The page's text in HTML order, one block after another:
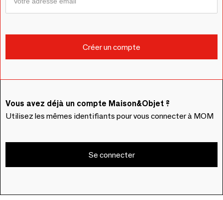
Vous avez déjà un compte Maison&Objet ?
Utilisez les mêmes identifiants pour vous connecter à MOM
Se connecter